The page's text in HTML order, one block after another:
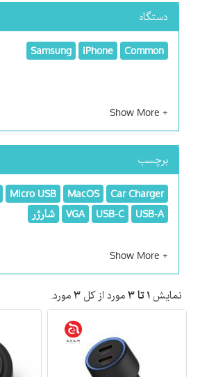
دستگاه
Common
iPhone
Samsung
برچسب
Car Charger
MacOS
Micro USB
USB-A
USB-C
VGA شارژر
نمایش ۱ تا ۳ مورد از کل ۳ مورد.